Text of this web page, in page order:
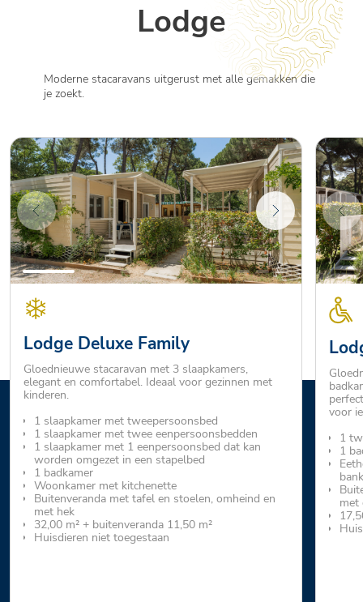
Lodge
Moderne stacaravans uitgerust met alle gemakken die
je zoekt.
Lodge Deluxe Family
Gloednieuwe stacaravan met 3 slaapkamers,
elegant en comfortabel. Ideaal voor gezinnen met
kinderen.
1 slaapkamer met tweepersoonsbed
1 slaapkamer met twee eenpersoonsbedden
1 slaapkamer met 1 eenpersoonsbed dat kan
worden omgezet in een stapelbed
1 badkamer
Woonkamer met kitchenette
Buitenveranda met tafel en stoelen, omheind en
met hek
32,00 m² + buitenveranda 11,50 m²
Huisdieren niet toegestaan
voor
1
1
bank
met